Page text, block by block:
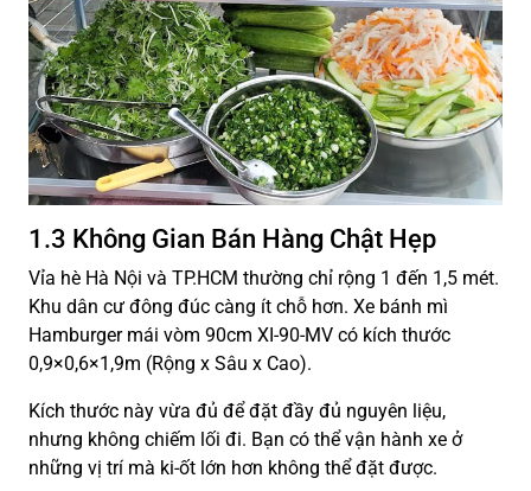
1.3 Không Gian Bán Hàng Chật Hẹp
Vỉa hè Hà Nội và TP.HCM thường chỉ rộng 1 đến 1,5 mét.
Khu dân cư đông đúc càng ít chỗ hơn. Xe bánh mì
Hamburger mái vòm 90cm XI-90-MV có kích thước
0,9×0,6×1,9m (Rộng x Sâu x Cao).
Kích thước này vừa đủ để đặt đầy đủ nguyên liệu,
nhưng không chiếm lối đi. Bạn có thể vận hành xe ở
những vị trí mà ki-ốt lớn hơn không thể đặt được.